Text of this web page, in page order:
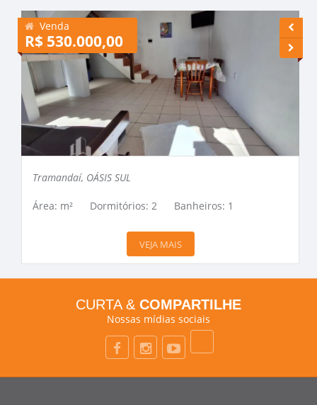
Venda
R$ 530.000,00
Tramandaí, OÁSIS SUL
Área: m² Dormitórios: 2 Banheiros: 1
VEJA MAIS
CURTA & COMPARTILHE
Nossas mídias sociais